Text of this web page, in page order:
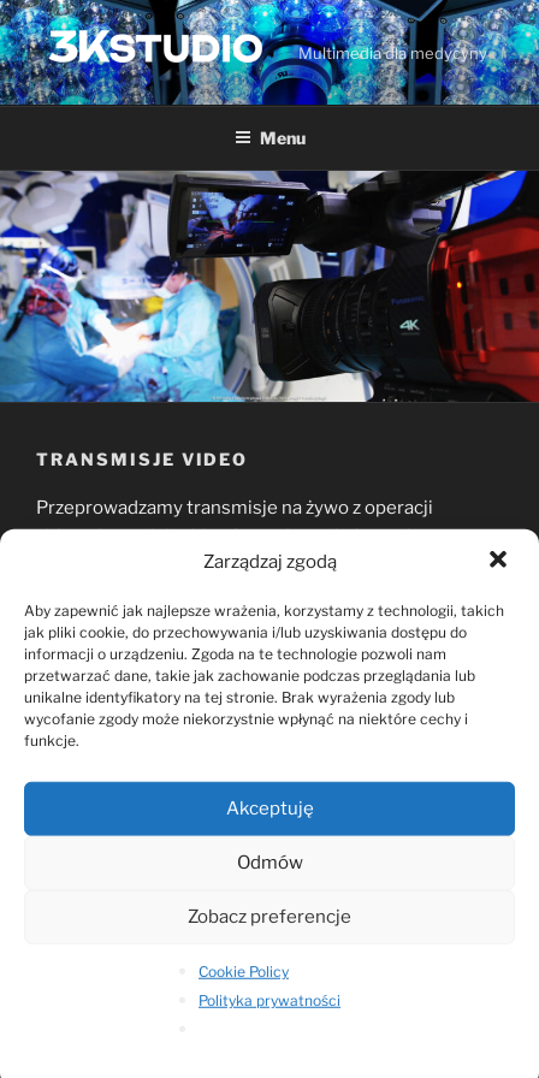
Zarządzaj zgodą
Aby zapewnić jak najlepsze wrażenia, korzystamy z technologii, takich
jak pliki cookie, do przechowywania i/lub uzyskiwania dostępu do
informacji o urządzeniu. Zgoda na te technologie pozwoli nam
przetwarzać dane, takie jak zachowanie podczas przeglądania lub
unikalne identyfikatory na tej stronie. Brak wyrażenia zgody lub
wycofanie zgody może niekorzystnie wpłynąć na niektóre cechy i
funkcje.
Akceptuję
Odmów
Zobacz preferencje
Cookie Policy
Polityka prywatności
Przejdź
do
treści
Multimedia dla medycyny
Menu
TRANSMISJE VIDEO
Przeprowadzamy transmisje na żywo z operacji
chirurgicznych i zabiegów endowaskularnych.
Specjalnie dostosowane parametry kodowania i
przesyłanego obrazu i dźwięku. Obraz z urządzeń
medycznych (np. angiografu, USG, IVUS, OCT, FFR,
kolonoskopu, laparoskopu, artroskopu) jest czytelny w
takim samym stopniu jak na sali zabiegowej.
dwukierunkowa łączność audio i video
transmisja obrazu z kamer oraz urządzeń medycznych
zabiegowej z zastosowaniem miksera video
statywy przystosowane do pracy na sali zabiegowej /